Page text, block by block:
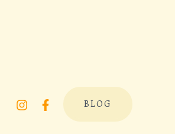
BLOG